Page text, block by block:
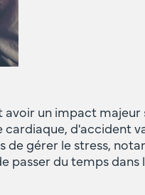
avoir un impact majeur
d'accident
de gérer le stress,
passer du temps dans